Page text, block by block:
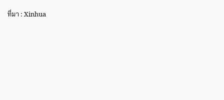
ที่มา : Xinhua